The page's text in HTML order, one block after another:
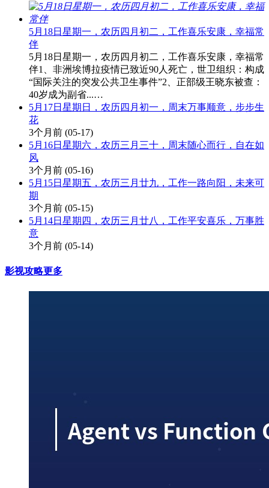
5月18日星期一，农历四月初二，工作喜乐安康，幸福常
伴
5月18日星期一，农历四月初二，工作喜乐安康，幸福常
伴1、非洲埃博拉疫情已致近90人死亡，世卫组织：构成
“国际关注的突发公共卫生事件”2、正部级王晓东被查：
40岁成为副省...…
5月17日星期日，农历四月初一，周末万事顺意，步步生
花
3个月前 (05-17)
5月16日星期六，农历三月三十，周末随心而行，自在如
风
3个月前 (05-16)
5月15日星期五，农历三月廿九，工作一路向阳，未来可
期
3个月前 (05-15)
5月14日星期四，农历三月廿八，工作平安喜乐，万事胜
意
3个月前 (05-14)
影视攻略更多